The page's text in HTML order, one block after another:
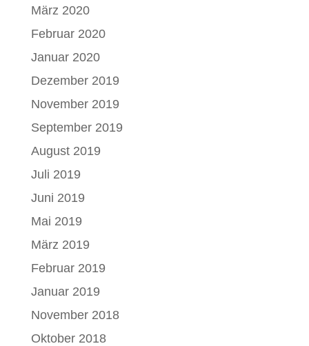
März 2020
Februar 2020
Januar 2020
Dezember 2019
November 2019
September 2019
August 2019
Juli 2019
Juni 2019
Mai 2019
März 2019
Februar 2019
Januar 2019
November 2018
Oktober 2018